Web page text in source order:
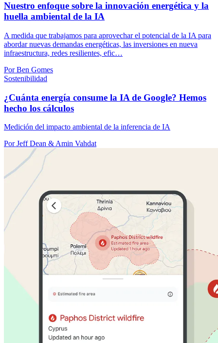
Nuestro enfoque sobre la innovación energética y la
huella ambiental de la IA
A medida que trabajamos para aprovechar el potencial de la IA para
abordar nuevas demandas energéticas, las inversiones en nueva
infraestructura, redes resilientes, efic…
Por Ben Gomes
Sostenibilidad
¿Cuánta energía consume la IA de Google? Hemos
hecho los cálculos
Medición del impacto ambiental de la inferencia de IA
Por Jeff Dean & Amin Vahdat